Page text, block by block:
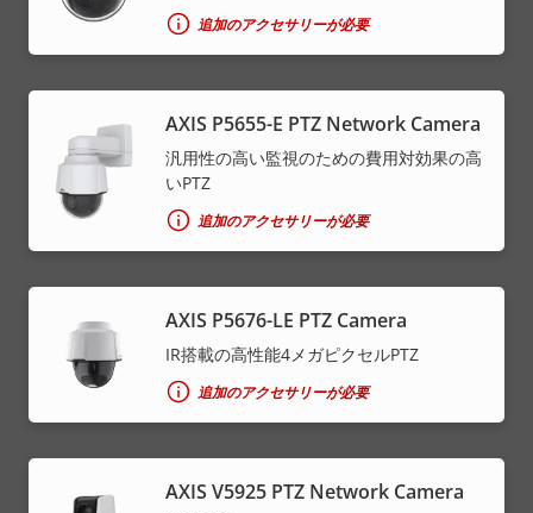
追加のアクセサリーが必要
AXIS P5655-E PTZ Network Camera
汎用性の高い監視のための費用対効果の高
いPTZ
追加のアクセサリーが必要
AXIS P5676-LE PTZ Camera
IR搭載の高性能4メガピクセルPTZ
追加のアクセサリーが必要
AXIS V5925 PTZ Network Camera